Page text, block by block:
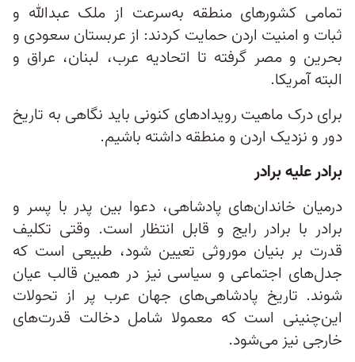
تمامی کشورهای منطقه به‌سرعت از ملک عبدالله و
ثبات و امنیت اردن حمایت کردند:‌ از عربستان سعودی و
بحرین و مصر گرفته تا اتحادیه عرب، لبنان، عراق و
البته آمریکا.
برای درک ماهیت رویدادهای کنونی باید نگاهی به تاریخ
دور و نزدیک اردن و منطقه داشته باشیم.
برادر علیه برادر
درمیان خاندان‌های پادشاهی، دعوا بین پدر با پسر و
برادر با برادر رایج و قابل انتظار است. وقتی تکلیف
قدرت بر بنیان موروثی تعیین شود، طبیعی است که
جدل‌های اجتماعی و سیاسی نیز در همین قالب عیان
شوند. تاریخ پادشاهی‌های جهان عرب پر از تحولات
این‌چنینی است که معمولا شامل دخالت قدرت‌های
خارجی نیز می‌شود.